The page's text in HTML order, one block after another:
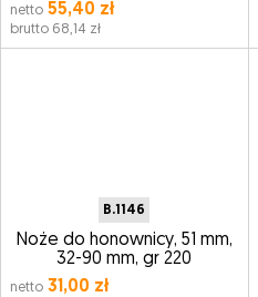
netto 55,40 zł
brutto 68,14 zł
B.1146
Noże do honownicy, 51 mm,
32-90 mm, gr 220
netto 31,00 zł